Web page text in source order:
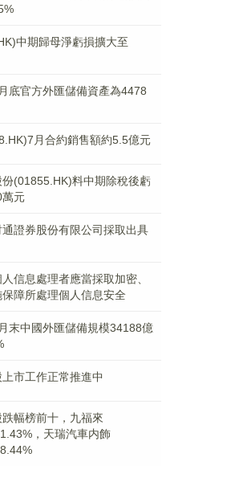
中期歸母淨虧損擴大至
底官方外匯儲備資產為4478
月合約銷售額約5.5億元
份(01855.HK)料中期除稅後虧
元
證券股份有限公司採取出具
信息處理者應當採取加密、
障所處理個人信息安全
末中國外匯儲備規模34188億
市工作正常推進中
跌幅榜前十，九福來
，天瑞汽車内飾